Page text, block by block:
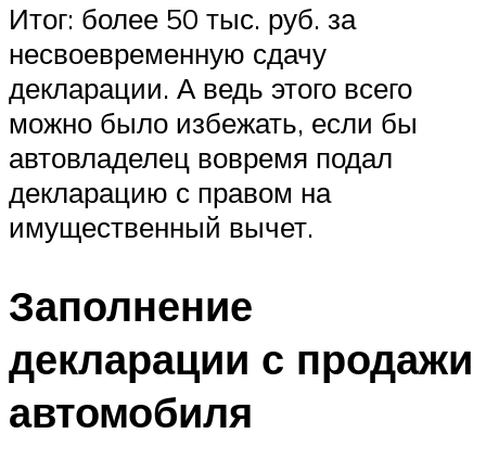
Итог: более 50 тыс. руб. за
несвоевременную сдачу
декларации. А ведь этого всего
можно было избежать, если бы
автовладелец вовремя подал
декларацию с правом на
имущественный вычет.
Заполнение
декларации с продажи
автомобиля